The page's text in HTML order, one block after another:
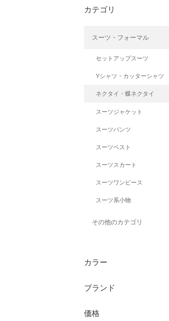
カテゴリ
スーツ・フォーマル
セットアップスーツ
Yシャツ・カッターシャツ
ネクタイ・蝶ネクタイ
スーツジャケット
スーツパンツ
スーツベスト
スーツスカート
スーツワンピース
スーツ系小物
その他のカテゴリ
ジャケット・アウター
パンツ
ワンピース・ドレス
カラー
ブランド
価格